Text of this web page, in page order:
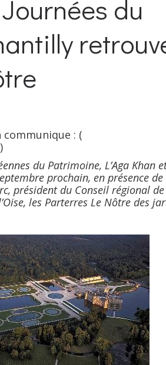
du
: (
)
du Patrimoine, L’Aga Khan
prochain, en présence de
président du Conseil régional
les Parterres Le Nôtre des